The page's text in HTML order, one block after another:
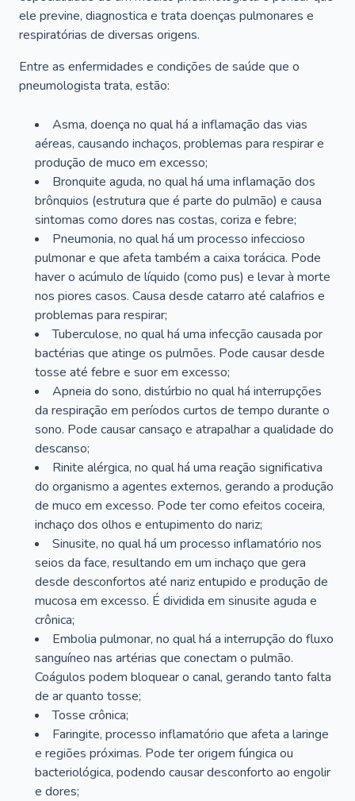
ele previne, diagnostica e trata doenças pulmonares e
respiratórias de diversas origens.
Entre as enfermidades e condições de saúde que o
pneumologista trata, estão:
Asma, doença no qual há a inflamação das vias
aéreas, causando inchaços, problemas para respirar e
produção de muco em excesso;
Bronquite aguda, no qual há uma inflamação dos
brônquios (estrutura que é parte do pulmão) e causa
sintomas como dores nas costas, coriza e febre;
Pneumonia, no qual há um processo infeccioso
pulmonar e que afeta também a caixa torácica. Pode
haver o acúmulo de líquido (como pus) e levar à morte
nos piores casos. Causa desde catarro até calafrios e
problemas para respirar;
Tuberculose, no qual há uma infecção causada por
bactérias que atinge os pulmões. Pode causar desde
tosse até febre e suor em excesso;
Apneia do sono, distúrbio no qual há interrupções
da respiração em períodos curtos de tempo durante o
sono. Pode causar cansaço e atrapalhar a qualidade do
descanso;
Rinite alérgica, no qual há uma reação significativa
do organismo a agentes externos, gerando a produção
de muco em excesso. Pode ter como efeitos coceira,
inchaço dos olhos e entupimento do nariz;
Sinusite, no qual há um processo inflamatório nos
seios da face, resultando em um inchaço que gera
desde desconfortos até nariz entupido e produção de
mucosa em excesso. É dividida em sinusite aguda e
crônica;
Embolia pulmonar, no qual há a interrupção do fluxo
sanguíneo nas artérias que conectam o pulmão.
Coágulos podem bloquear o canal, gerando tanto falta
de ar quanto tosse;
Tosse crônica;
Faringite, processo inflamatório que afeta a laringe
e regiões próximas. Pode ter origem fúngica ou
bacteriológica, podendo causar desconforto ao engolir
e dores;